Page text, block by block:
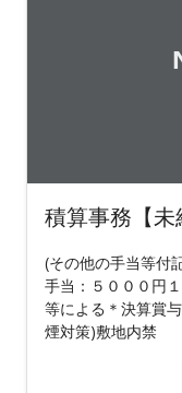
積算事務【未
(その他の手当等付
手当：５０００円
等による＊決算賞
煙対策)敷地内禁